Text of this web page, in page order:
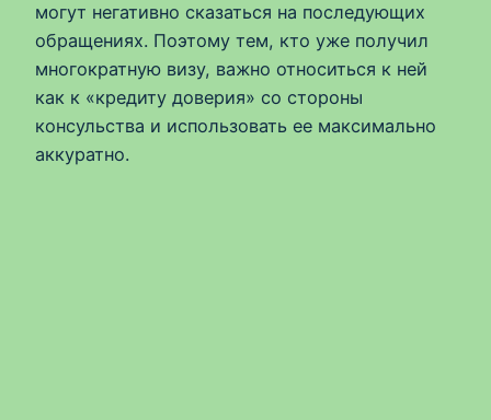
могут негативно сказаться на последующих
обращениях. Поэтому тем, кто уже получил
многократную визу, важно относиться к ней
как к «кредиту доверия» со стороны
консульства и использовать ее максимально
аккуратно.